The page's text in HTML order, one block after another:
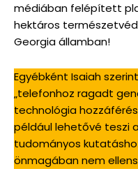
médiában felépített
hektáros
Georgia államban!
Egyébként Isaiah
„telefonhoz ragadt
technológia
például lehetővé teszi
tudományos
önmagában nem